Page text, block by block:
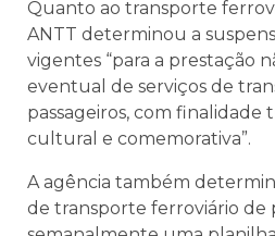
Quanto ao transporte
ANTT determinou a
vigentes “para a prestação
eventual de serviços de
passageiros, com finalidade
cultural e comemorativa”.
A agência também
de transporte ferroviário de